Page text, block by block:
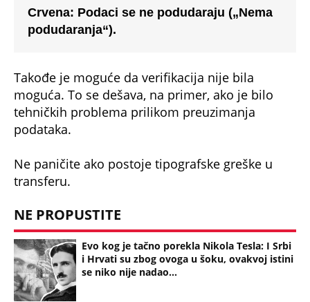
Crvena: Podaci se ne podudaraju („Nema
podudaranja“).
Takođe je moguće da verifikacija nije bila
moguća. To se dešava, na primer, ako je bilo
tehničkih problema prilikom preuzimanja
podataka.
Ne paničite ako postoje tipografske greške u
transferu.
NE PROPUSTITE
Evo kog je tačno porekla Nikola Tesla: I Srbi
i Hrvati su zbog ovoga u šoku, ovakvoj istini
se niko nije nadao...